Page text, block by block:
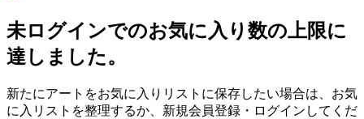
未ログインでのお気に入り数の上限に
達しました。
新たにアートをお気に入りリストに保存したい場合は、お気
に入リストを整理するか、新規会員登録・ログインしてくだ